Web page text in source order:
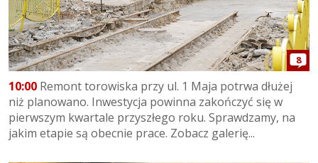
8
10:00 Remont torowiska przy ul. 1 Maja potrwa dłużej
niż planowano. Inwestycja powinna zakończyć się w
pierwszym kwartale przyszłego roku. Sprawdzamy, na
jakim etapie są obecnie prace. Zobacz galerię...